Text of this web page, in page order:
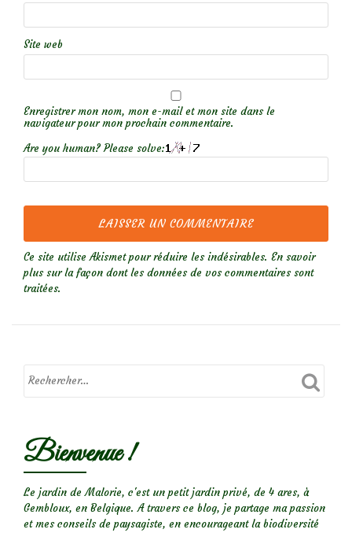
Site web
Enregistrer mon nom, mon e-mail et mon site dans le
navigateur pour mon prochain commentaire.
Are you human? Please solve:
Ce site utilise Akismet pour réduire les indésirables. En savoir
plus sur la façon dont les données de vos commentaires sont
traitées.
Bienvenue !
Le jardin de Malorie, c'est un petit jardin privé, de 4 ares, à
Gembloux, en Belgique. A travers ce blog, je partage ma passion
et mes conseils de paysagiste, en encourageant la biodiversité